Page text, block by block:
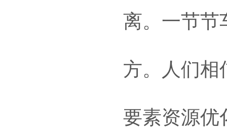
离。一节节
方。人们相
要素资源优